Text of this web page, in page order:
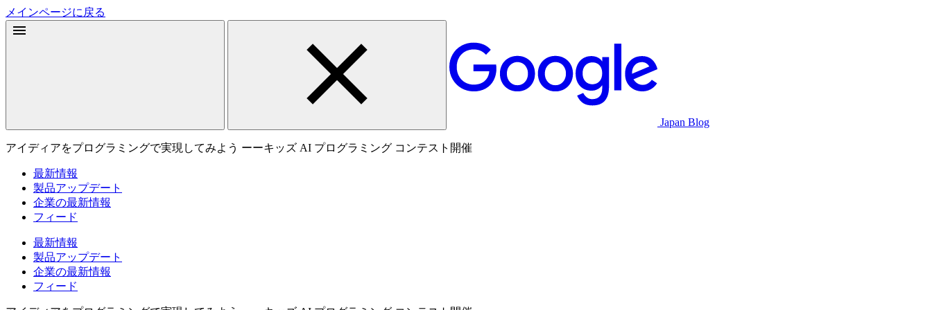
メインページに戻る
Japan Blog
アイディアをプログラミングで実現してみよう ーーキッズ AI プログラミング コンテスト開催
最新情報
製品アップデート
企業の最新情報
フィード
最新情報
製品アップデート
企業の最新情報
フィード